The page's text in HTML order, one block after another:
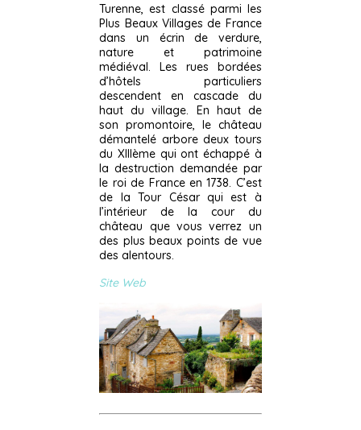
Turenne, est classé parmi les
Plus Beaux Villages de France
dans un écrin de verdure,
nature et patrimoine
médiéval. Les rues bordées
d’hôtels particuliers
descendent en cascade du
haut du village. En haut de
son promontoire, le château
démantelé arbore deux tours
du XIIIème qui ont échappé à
la destruction demandée par
le roi de France en 1738. C’est
de la Tour César qui est à
l’intérieur de la cour du
château que vous verrez un
des plus beaux points de vue
des alentours.
Site Web